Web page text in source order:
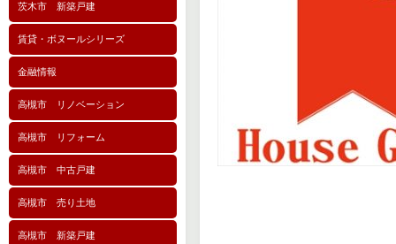
茨木市 新築戸建
賃貸・ボヌールシリーズ
金融情報
高槻市 リノベーション
高槻市 リフォーム
高槻市 中古戸建
高槻市 売り土地
高槻市 新築戸建